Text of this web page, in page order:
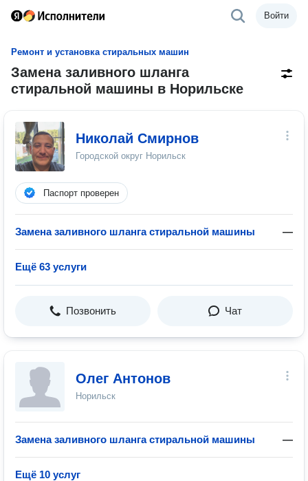
Войти
Ремонт и установка стиральных машин
Замена заливного шланга
стиральной машины в Норильске
Николай Смирнов
Городской округ Норильск
Паспорт проверен
Замена заливного шланга стиральной машины —
Ещё 63 услуги
Позвонить Чат
Олег Антонов
Норильск
Замена заливного шланга стиральной машины —
Ещё 10 услуг